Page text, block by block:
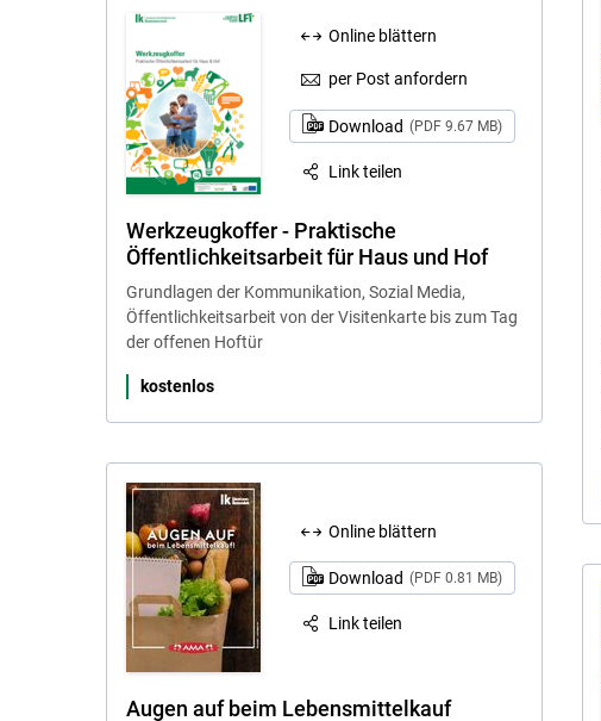
Online blättern
per Post anfordern
Download (PDF 9.67 MB)
Link teilen
Werkzeugkoffer - Praktische
Öffentlichkeitsarbeit für Haus und Hof
Grundlagen der Kommunikation, Sozial Media,
Öffentlichkeitsarbeit von der Visitenkarte bis zum Tag
der offenen Hoftür
kostenlos
Online blättern
Download (PDF 0.81 MB)
Link teilen
Augen auf beim Lebensmittelkauf